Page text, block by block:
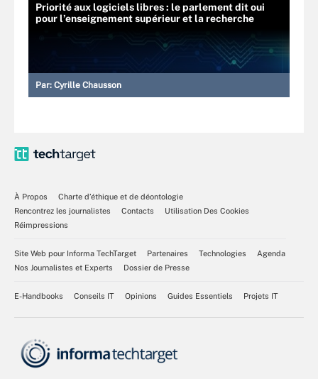
Priorité aux logiciels libres : le parlement dit oui
pour l’enseignement supérieur et la recherche
Par: Cyrille Chausson
À Propos
Charte d’éthique et de déontologie
Rencontrez les journalistes
Contacts
Utilisation Des Cookies
Réimpressions
Site Web pour Informa TechTarget Partenaires Technologies
Agenda
Nos Journalistes et Experts
Dossier de Presse
E-Handbooks Conseils IT Opinions Guides Essentiels Projets IT